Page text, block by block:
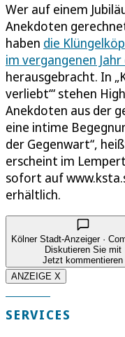
Wer auf einem
Anekdoten
haben die
im vergangenen
herausgebracht. In
verliebt‘“ stehen
Anekdoten aus der
eine intime
der Gegenwart“,
erscheint im
sofort auf
erhältlich.
Kölner Stadt-Anzeiger ·
Diskutieren Sie mit
Jetzt kommentieren
ANZEIGE X
SERVICES